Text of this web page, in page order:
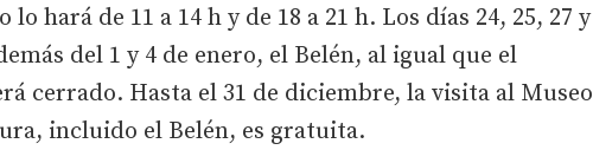
lo hará de 11 a 14 h y de 18 a 21 h. Los días 24, 25, 27 y
del 1 y 4 de enero, el Belén, al igual que el
cerrado. Hasta el 31 de diciembre, la visita al Museo
incluido el Belén, es gratuita.